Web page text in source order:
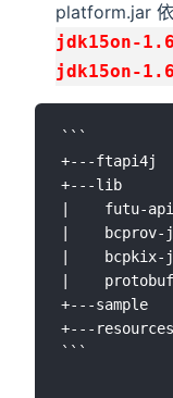
platform.jar
jdk15on-
jdk15on-
```
+---ftapi4j
+---lib
|    futu-
|    bcprov-
|    bcpkix-
|
+---
+---